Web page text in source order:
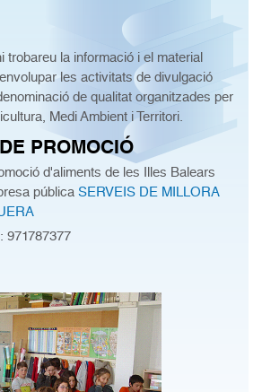
trobareu la informació i el material
les activitats de divulgació
de qualitat organitzades per
Medi Ambient i Territori.
PROMOCIÓ
d'aliments de les Illes Balears
pública SERVEIS DE MILLORA
971787377